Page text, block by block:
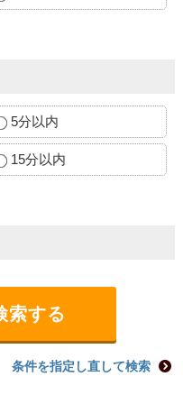
5分以内
15分以内
条件を指定し直して検索